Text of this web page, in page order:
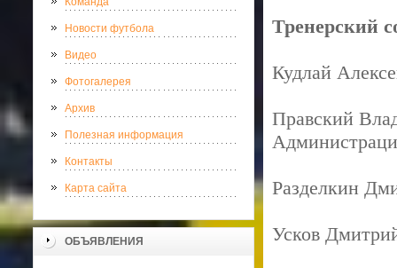
Новости футбола
Видео
Фотогалерея
Архив
Полезная информация
Контакты
Карта сайта
ОБЪЯВЛЕНИЯ
Тренерский
Кудлай
Правский
Разделкин
Усков